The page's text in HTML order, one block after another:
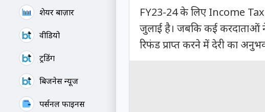
शेयर बाज़ार
वीडियो
ट्रेंडिंग
बिजनेस न्यूज
पर्सनल फाइनेंस
FY23-24 के लिए Income
जुलाई है। जबकि कई करदाताओं
रिफंड प्राप्त करने में देरी का